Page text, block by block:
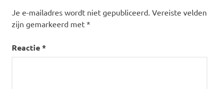
Je e-mailadres wordt niet gepubliceerd. Vereiste velden
zijn gemarkeerd met *
Reactie*